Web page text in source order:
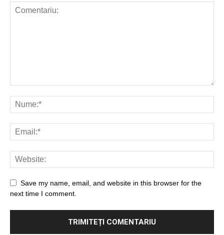
Save my name, email, and website in this browser for the
next time I comment.